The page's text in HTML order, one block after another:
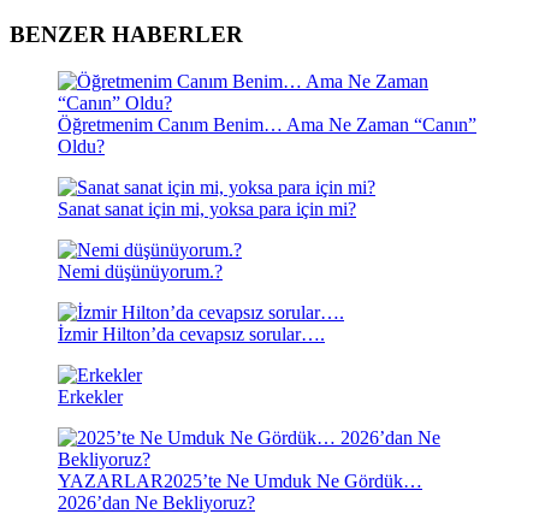
BENZER HABERLER
Öğretmenim Canım Benim… Ama Ne Zaman “Canın”
Oldu?
Sanat sanat için mi, yoksa para için mi?
Nemi düşünüyorum.?
İzmir Hilton’da cevapsız sorular….
Erkekler
YAZARLAR2025’te Ne Umduk Ne Gördük…
2026’dan Ne Bekliyoruz?